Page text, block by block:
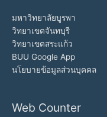
มหาวิทยาลัยบูรพา
วิทยาเขตจันทบุรี
วิทยาเขตสระแก้ว
BUU Google App
นโยบายข้อมูลส่วนบุคคล
Web Counter